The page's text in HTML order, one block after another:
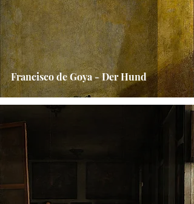
Francisco de Goya - Der Hund